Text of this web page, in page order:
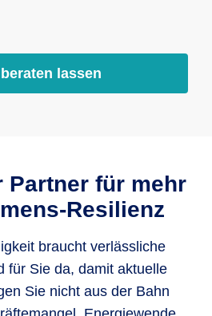
lassen
Partner für mehr
Resilienz
braucht verlässliche
für Sie da, damit aktuelle
Sie nicht aus der Bahn